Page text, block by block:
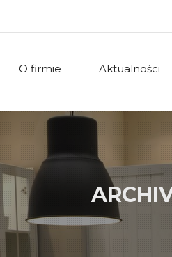
O firmie Aktualności